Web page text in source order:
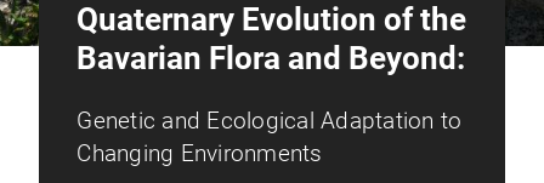
Quaternary Evolution of the
Bavarian Flora and Beyond:
Genetic and Ecological Adaptation to
Changing Environments